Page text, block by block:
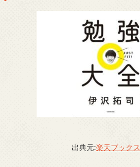
出典元:楽天ブックス